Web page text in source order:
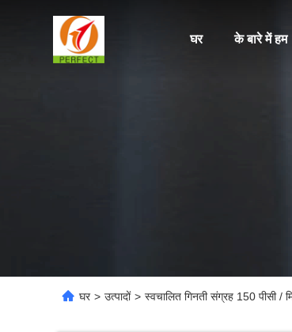
घर के बारे में हम
घर > उत्पादों > स्वचालित गिनती संग्रह 150 पीसी /